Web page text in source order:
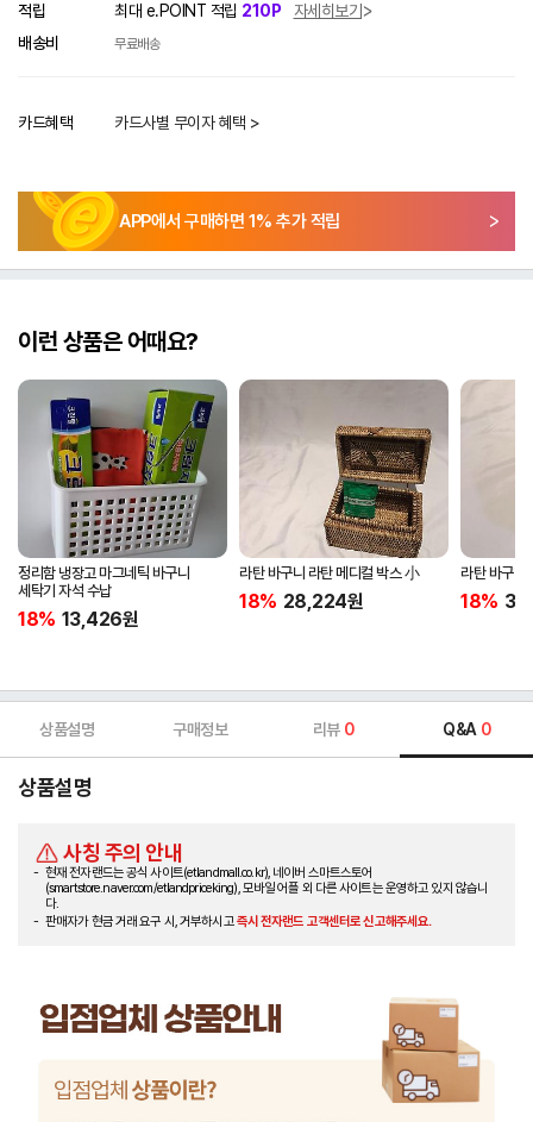
적립 최대 e.POINT 적립 210P
자세히보기
배송비
무료배송
카드혜택 카드사별 무이자 혜택 >
APP에서 구매하면 1% 추가 적립
이런 상품은 어때요?
정리함 냉장고 마그네틱 바구니
세탁기 자석 수납
18% 13,426원
라탄 바구니 라탄 메디컬 박스 小
18% 28,224원
라탄 바구니
18%
상품설명 구매정보 리뷰 0 Q&A 0
상품설명
사칭 주의 안내
현재 전자랜드는 공식 사이트(etlandmall.co.kr), 네이버 스마트스토어
(smartstore.naver.com/etlandpriceking), 모바일 어플 외 다른 사이트는 운영하고 있지 않습니
다.
판매자가 현금 거래 요구 시, 거부하시고즉시 전자랜드 고객센터로 신고해주세요.